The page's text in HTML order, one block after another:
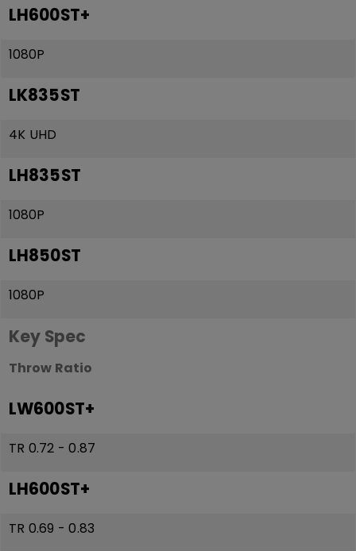
LH600ST+
1080P
LK835ST
4K UHD
LH835ST
1080P
LH850ST
1080P
Key Spec
Throw Ratio
LW600ST+
TR 0.72 - 0.87
LH600ST+
TR 0.69 - 0.83